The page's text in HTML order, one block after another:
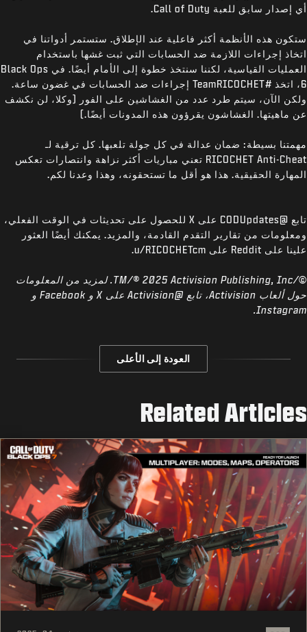
أي إصدار سابق للعبة Call of Duty.
ستكون هذه الأنظمة أكثر فاعلية عند الإطلاق. ستستمر أدواتنا في
اتخاذ إجراءات اللازمة ضد الحسابات التي ثبت غشها باستخدام
العمليات القياسية، لكننا سنتخذ خطوة إلى الأمام أيضًا. في Black Ops
6، اتخذ #TeamRICOCHET إجراءات ضد الحسابات في غضون ساعة.
ولكن الآن، سيتم طرد عدد من الغشاشين على الفور (وكلا، لن نكشف
عن ماهيتها. الغشاشون يقرؤون هذه المدونات أيضًا.)
مهمتنا بسيطة: ضمان عدالة في كل جولة تلعبها. كل ترقية لـ
RICOCHET Anti-Cheat تعني مباريات أكثر نزاهة وانتصارات تعكس
المهارة الحقيقية. هذا هو أقل ما تستحقونه، وهذا وعدنا لكم.
تابع @CODUpdates على X للحصول على تحديثات في الوقت الفعلي،
ومعلومات من تقارير التقدم القادمة، والمزيد. يمكنك أيضًا العثور
علينا على Reddit على u/RICOCHETcm.
©/TM/® 2025 Activision Publishing, Inc. لمزيد من المعلومات
حول ألعاب Activision، تابع @Activision على X و Facebook و
Instagram.
العودة إلى الأعلى
Related Articles